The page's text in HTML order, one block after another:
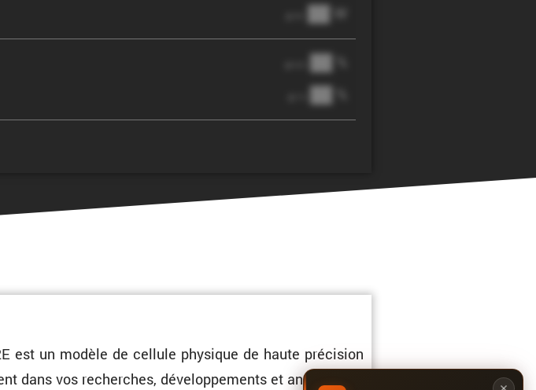
██ W
██ %
██ %
est un modèle de cellule physique de haute préci­sion
dans vos recherches, dévelop­pe­ments et analyses de